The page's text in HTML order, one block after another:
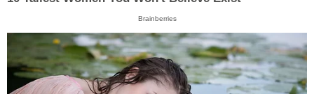
Brainberries